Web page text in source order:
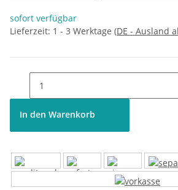
sofort verfügbar
Lieferzeit: 1 - 3 Werktage (DE - Ausland
In den Warenkorb